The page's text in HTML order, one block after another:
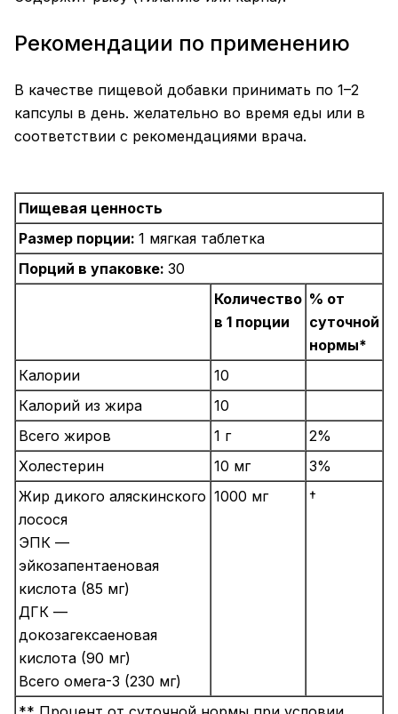
Рекомендации по применению
В качестве пищевой добавки принимать по 1–2
капсулы в день. желательно во время еды или в
соответствии с рекомендациями врача.
Пищевая ценность
Размер порции: 1 мягкая таблетка
Порций в упаковке: 30
Количество
в 1 порции
% от
суточной
нормы*
Калории
10
Калорий из жира
10
Всего жиров
1 г
2%
Холестерин
10 мг
3%
Жир дикого аляскинского
лосося
ЭПК —
эйкозапентаеновая
кислота (85 мг)
ДГК —
докозагексаеновая
кислота (90 мг)
Всего омега-3 (230 мг)
1000 мг †